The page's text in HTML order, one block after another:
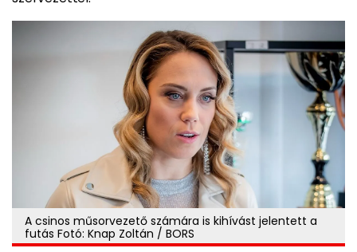
A csinos műsorvezető számára is kihívást jelentett a
futás Fotó: Knap Zoltán / BORS